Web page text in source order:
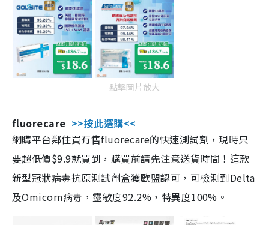
點擊圖片放大
fluorecare >>按此選購<<
網購平台鄰住買有售fluorecare的快速測試劑，現時只
要超低價$9.9就買到，購買前請先注意送貨時間！這款
新型冠狀病毒抗原測試劑盒獲歐盟認可，可檢測到Delta
及Omicorn病毒，靈敏度92.2%，特異度100%。